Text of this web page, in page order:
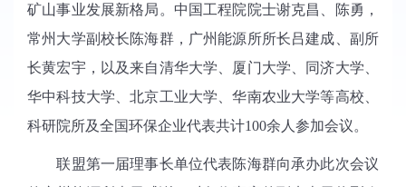
矿山事业发展新格局。中国工程院院士谢克昌、陈勇，
常州大学副校长陈海群，广州能源所所长吕建成、副所
长黄宏宇，以及来自清华大学、厦门大学、同济大学、
华中科技大学、北京工业大学、华南农业大学等高校、
科研院所及全国环保企业代表共计100余人参加会议。
联盟第一届理事长单位代表陈海群向承办此次会议